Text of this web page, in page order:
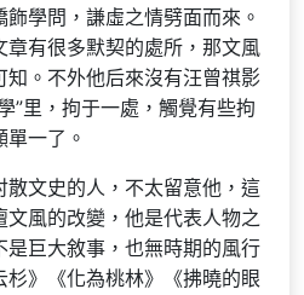
學問，謙虛之情劈面而來。
有很多默契的處所，那文風
知。不外他后來沒有汪曾祺影
”里，拘于一處，觸覺有些拘
一了。
散文史的人，不太留意他，這
文風的改變，他是代表人物之
巨大敘事，也無時期的風行
》《化為桃林》《拂曉的眼